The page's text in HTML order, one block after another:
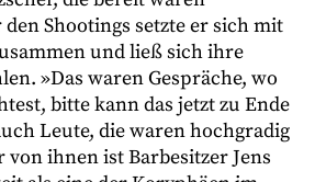
Shootings setzte er sich mit
und ließ sich ihre
»Das waren Gespräche, wo
bitte kann das jetzt zu Ende
Leute, die waren hochgradig
von ihnen ist Barbesitzer Jens